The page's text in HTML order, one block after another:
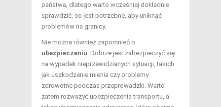
państwa, dlatego warto wcześniej dokładnie
sprawdzić, co jest potrzebne, aby uniknąć
problemów na granicy.
Nie można również zapomnieć o
ubezpieczeniu. Dobrze jest zabezpieczyć się
na wypadek nieprzewidzianych sytuacji, takich
jak uszkodzenie mienia czy problemy
zdrowotne podczas przeprowadzki. Warto
zatem rozważyć ubezpieczenia transportu, a